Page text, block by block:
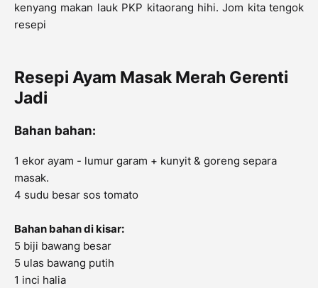
kenyang makan lauk PKP kitaorang hihi. Jom kita tengok
resepi
Resepi Ayam Masak Merah Gerenti
Jadi
Bahan bahan:
1 ekor ayam - lumur garam + kunyit & goreng separa
masak.
4 sudu besar sos tomato
Bahan bahan di kisar:
5 biji bawang besar
5 ulas bawang putih
1 inci halia